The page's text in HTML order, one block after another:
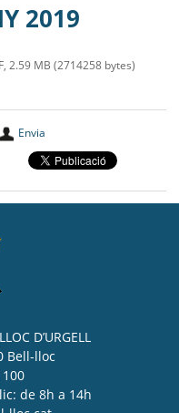
2019
2.59 MB (2714258 bytes)
Envia
D’URGELL
Bell-lloc
de 8h a 14h